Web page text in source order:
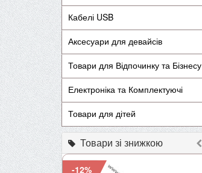
Кабелі USB
Аксесуари для девайсів
Товари для Відпочинку та Бізнесу
Електроніка та Комплектуючі
Товари для дітей
Товари зі знижкою
-12%